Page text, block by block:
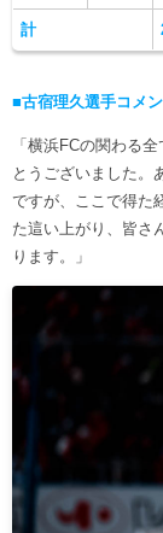
計
■古宿理久選手コメン
「横浜FCの関わる
とうございました。
ですが、ここで得た
た這い上がり、皆さ
ります。」